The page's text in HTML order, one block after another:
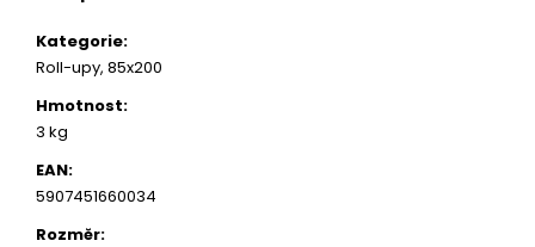
Kategorie:
Roll-upy, 85x200
Hmotnost:
3 kg
EAN:
5907451660034
Rozměr: